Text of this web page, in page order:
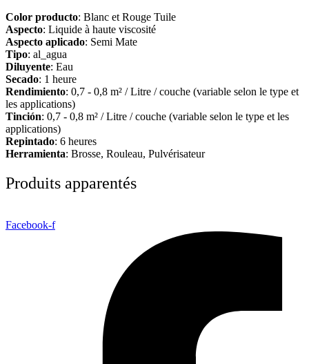
Color producto: Blanc et Rouge Tuile
Aspecto: Liquide à haute viscosité
Aspecto aplicado: Semi Mate
Tipo: al_agua
Diluyente: Eau
Secado: 1 heure
Rendimiento: 0,7 - 0,8 m² / Litre / couche (variable selon le type et
les applications)
Tinción: 0,7 - 0,8 m² / Litre / couche (variable selon le type et les
applications)
Repintado: 6 heures
Herramienta: Brosse, Rouleau, Pulvérisateur
Produits apparentés
Facebook-f